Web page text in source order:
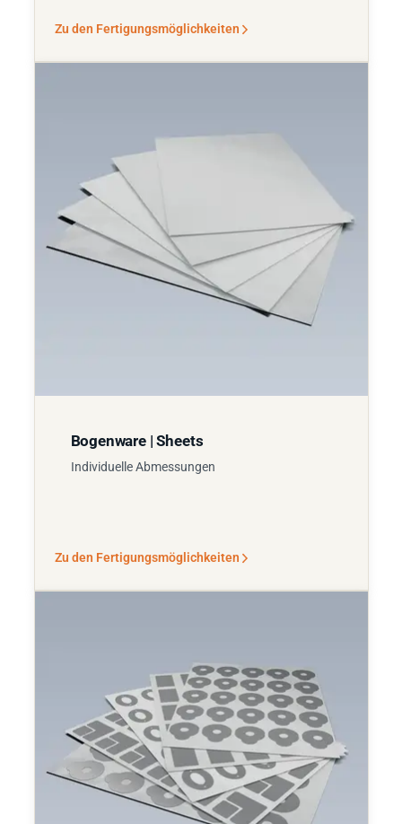
Zu den Fertigungsmöglichkeiten
Bogenware | Sheets
Individuelle Abmessungen
Zu den Fertigungsmöglichkeiten